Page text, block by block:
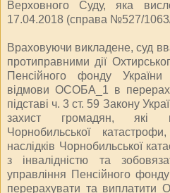
Верховного Суду, яка
17.04.2018 (справа №527/
Враховуючи викладене, суд
протиправними дії
Пенсійного фонду
відмови ОСОБА_1 в
підставі ч. 3 ст. 59 Закону
захист громадян, які
Чорнобильської катастрофи,
наслідків Чорнобильської
з інвалідністю та зобов
управління Пенсійного
перерахувати та